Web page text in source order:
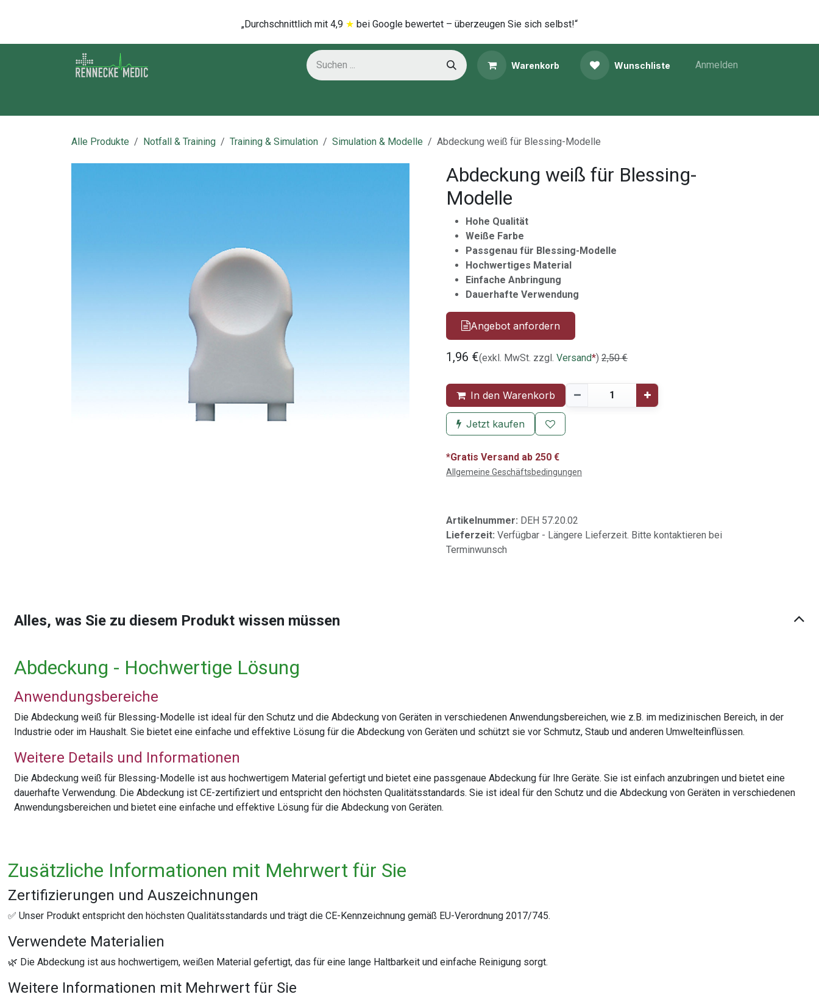
„Durchschnittlich mi​t 4,9 ★ bei Google bewertet – überzeugen Sie sich selbst!“
Warenkorb Wunschliste Anmelden
Alle Produkte Notfall & Training Training & Simulation Simulation & Modelle Abdeckung weiß für Blessing-Modelle
Abdeckung weiß für Blessing-
Modelle
Hohe Qualität
Weiße Farbe
Passgenau für Blessing-Modelle
Hochwertiges Material
Einfache Anbringung
Dauerhafte Verwendung
Angebot anfordern
1,96 €(exkl. MwSt. zzgl. Versand*) 2,50€
In den Warenkorb
Jetzt kaufen
*Gratis Versand ab 250 €
Allgemeine Geschäftsbedingungen
Artikelnummer: DEH 57.20.02
Lieferzeit: Verfügbar - Längere Lieferzeit. Bitte kontaktieren bei
Terminwunsch
Alles, was Sie zu diesem Produkt wissen müssen
Abdeckung - Hochwertige Lösung
Anwendungsbereiche
Die Abdeckung weiß für Blessing-Modelle ist ideal für den Schutz und die Abdeckung von Geräten in verschiedenen Anwendungsbereichen, wie z.B. im medizinischen Bereich, in der
Industrie oder im Haushalt. Sie bietet eine einfache und effektive Lösung für die Abdeckung von Geräten und schützt sie vor Schmutz, Staub und anderen Umwelteinflüssen.
Weitere Details und Informationen
Die Abdeckung weiß für Blessing-Modelle ist aus hochwertigem Material gefertigt und bietet eine passgenaue Abdeckung für Ihre Geräte. Sie ist einfach anzubringen und bietet eine
dauerhafte Verwendung. Die Abdeckung ist CE-zertifiziert und entspricht den höchsten Qualitätsstandards. Sie ist ideal für den Schutz und die Abdeckung von Geräten in verschiedenen
Anwendungsbereichen und bietet eine einfache und effektive Lösung für die Abdeckung von Geräten.
Zusätzliche Informationen mit Mehrwert für Sie
Zertifizierungen und Auszeichnungen
✅ Unser Produkt entspricht den höchsten Qualitätsstandards und trägt die CE-Kennzeichnung gemäß EU-Verordnung 2017/745.
Verwendete Materialien
🌿 Die Abdeckung ist aus hochwertigem, weißen Material gefertigt, das für eine lange Haltbarkeit und einfache Reinigung sorgt.
Weitere Informationen mit Mehrwert für Sie